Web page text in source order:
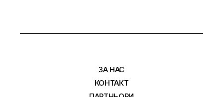
ЗА НАС
КОНТАКТ